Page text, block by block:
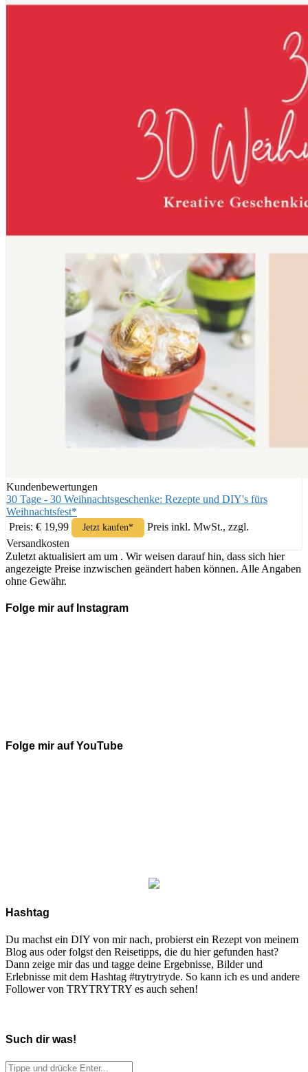
Kundenbewertungen
30 Tage - 30 Weihnachtsgeschenke: Rezepte und DIY's fürs
Weihnachtsfest*
Preis: € 19,99
Jetzt kaufen*
Preis inkl. MwSt., zzgl.
Versandkosten
Zuletzt aktualisiert am um . Wir weisen darauf hin, dass sich hier
angezeigte Preise inzwischen geändert haben können. Alle Angaben
ohne Gewähr.
Folge mir auf Instagram
Folge mir auf YouTube
Hashtag
Du machst ein DIY von mir nach, probierst ein Rezept von meinem
Blog aus oder folgst den Reisetipps, die du hier gefunden hast?
Dann zeige mir das und tagge deine Ergebnisse, Bilder und
Erlebnisse mit dem Hashtag #trytrytryde. So kann ich es und andere
Follower von TRYTRYTRY es auch sehen!
Such dir was!